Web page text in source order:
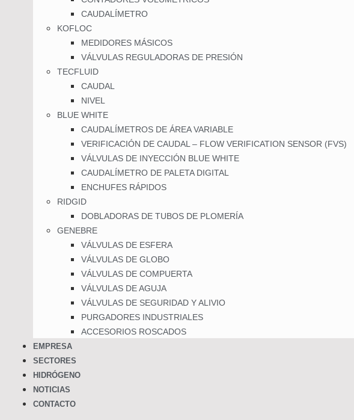
CAUDALÍMETRO
KOFLOC
MEDIDORES MÁSICOS
VÁLVULAS REGULADORAS DE PRESIÓN
TECFLUID
CAUDAL
NIVEL
BLUE WHITE
CAUDALÍMETROS DE ÁREA VARIABLE
VERIFICACIÓN DE CAUDAL – FLOW VERIFICATION SENSOR (FVS)
VÁLVULAS DE INYECCIÓN BLUE WHITE
CAUDALÍMETRO DE PALETA DIGITAL
ENCHUFES RÁPIDOS
RIDGID
DOBLADORAS DE TUBOS DE PLOMERÍA
GENEBRE
VÁLVULAS DE ESFERA
VÁLVULAS DE GLOBO
VÁLVULAS DE COMPUERTA
VÁLVULAS DE AGUJA
VÁLVULAS DE SEGURIDAD Y ALIVIO
PURGADORES INDUSTRIALES
ACCESORIOS ROSCADOS
EMPRESA
SECTORES
HIDRÓGENO
NOTICIAS
CONTACTO